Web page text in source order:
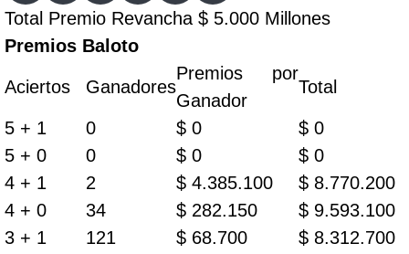
Total Premio Revancha $ 5.000 Millones
Premios Baloto
Aciertos Ganadores
Premios por
Ganador
Total
5 + 1 0 $ 0
$ 0
5 + 0
0 $ 0
$ 0
4 + 1
2 $ 4.385.100
$ 8.770.200
4 + 0
34 $ 282.150
$ 9.593.100
3 + 1
121 $ 68.700 $ 8.312.700